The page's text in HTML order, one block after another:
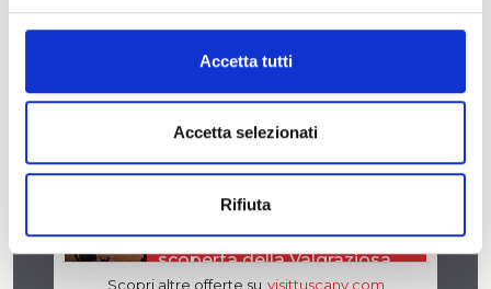
Accetta tutti
Accetta selezionati
Rifiuta